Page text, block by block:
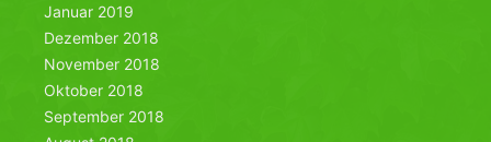
Januar 2019
Dezember 2018
November 2018
Oktober 2018
September 2018